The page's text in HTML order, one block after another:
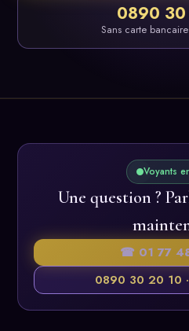
0890 30
Sans carte
Voyants
Une question ?
☎ 01 77
0890 30 20 10